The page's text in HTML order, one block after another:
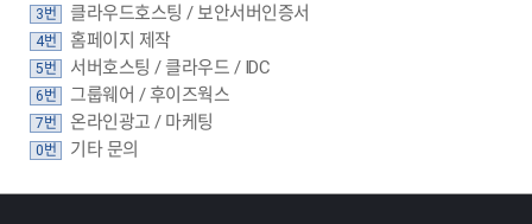
3번 클라우드호스팅 / 보안서버인증서
4번 홈페이지 제작
5번 서버호스팅 / 클라우드 / IDC
6번 그룹웨어 / 후이즈웍스
7번 온라인광고 / 마케팅
0번 기타 문의